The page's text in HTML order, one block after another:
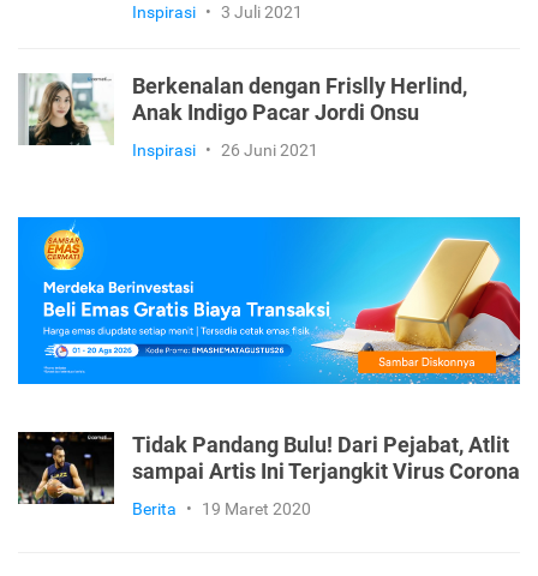
Inspirasi • 3 Juli 2021
Berkenalan dengan Frislly Herlind,
Anak Indigo Pacar Jordi Onsu
Inspirasi • 26 Juni 2021
Tidak Pandang Bulu! Dari Pejabat, Atlit
sampai Artis Ini Terjangkit Virus Corona
Berita • 19 Maret 2020